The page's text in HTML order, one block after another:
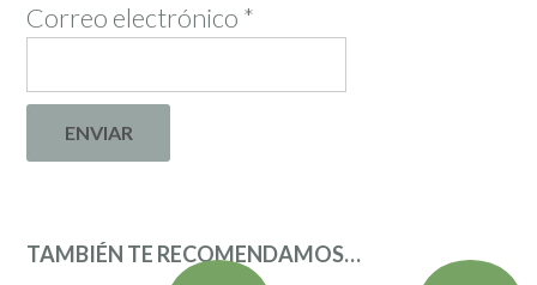
Correo electrónico *
TAMBIÉN TE RECOMENDAMOS…